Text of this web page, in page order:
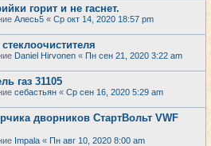
горит и не гаснет.
Алесь5 « Ср окт 14, 2020 18:57 pm
Daniel Hirvonen « Пн сен 21, 2020 3:22 am
газ 31105
себастьян « Ср сен 16, 2020 5:29 am
дворников СтартВольт VWF
Impala « Пн авг 10, 2020 8:00 am